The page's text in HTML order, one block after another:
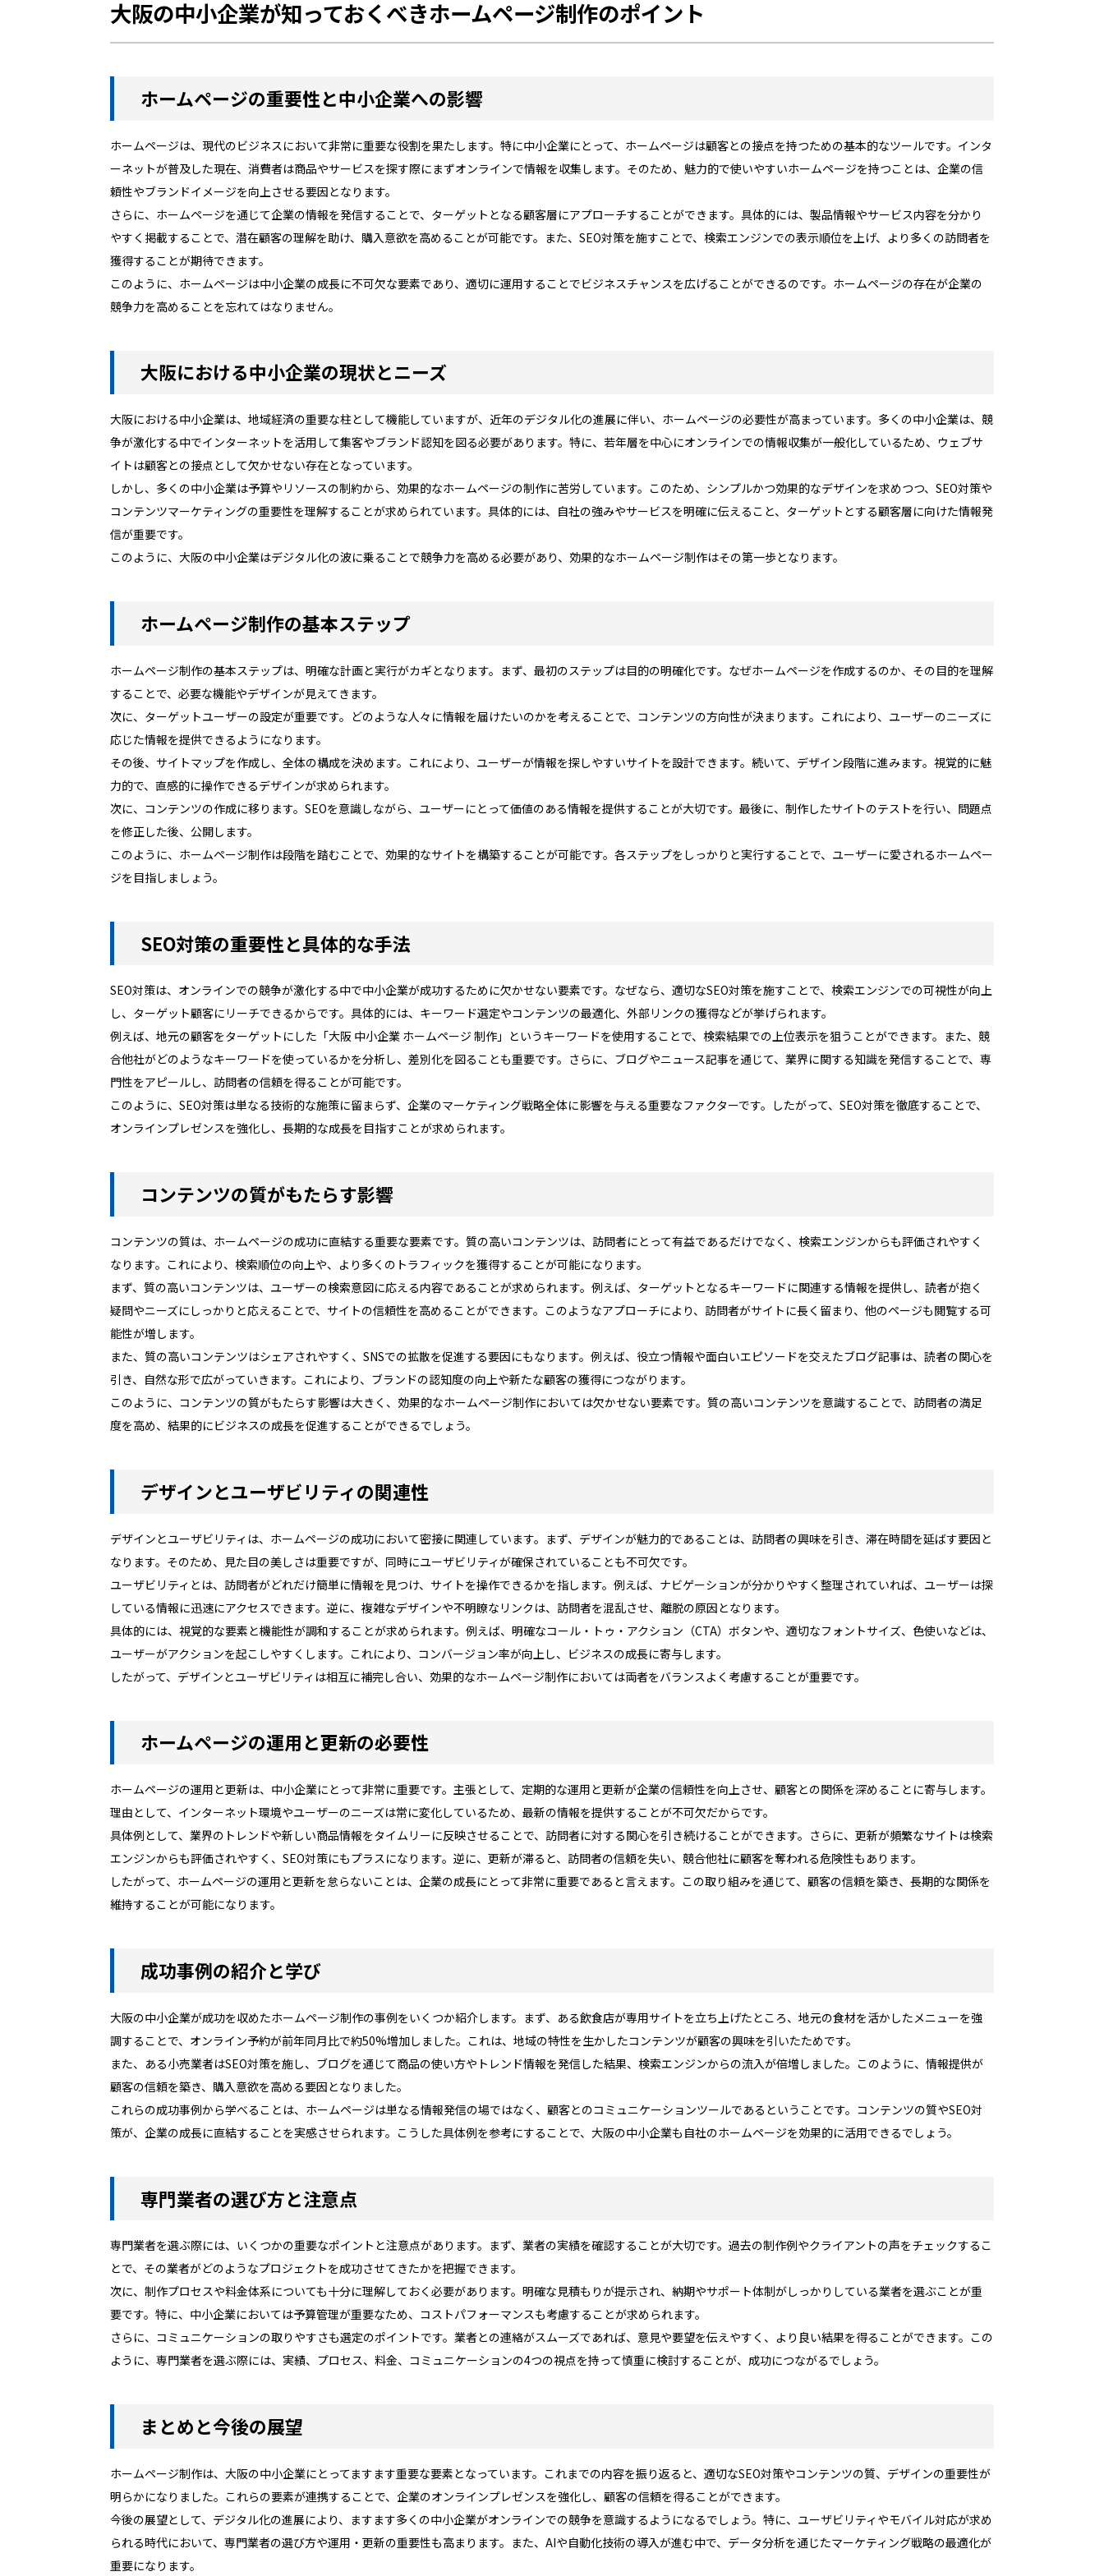
大阪の中小企業が知っておくべきホームページ制作のポイント
ホームページの重要性と中小企業への影響
ホームページは、現代のビジネスにおいて非常に重要な役割を果たします。特に中小企業にとって、ホームページは顧客との接点を持つための基本的なツールです。インタ
ーネットが普及した現在、消費者は商品やサービスを探す際にまずオンラインで情報を収集します。そのため、魅力的で使いやすいホームページを持つことは、企業の信
頼性やブランドイメージを向上させる要因となります。
さらに、ホームページを通じて企業の情報を発信することで、ターゲットとなる顧客層にアプローチすることができます。具体的には、製品情報やサービス内容を分かり
やすく掲載することで、潜在顧客の理解を助け、購入意欲を高めることが可能です。また、SEO対策を施すことで、検索エンジンでの表示順位を上げ、より多くの訪問者を
獲得することが期待できます。
このように、ホームページは中小企業の成長に不可欠な要素であり、適切に運用することでビジネスチャンスを広げることができるのです。ホームページの存在が企業の
競争力を高めることを忘れてはなりません。
大阪における中小企業の現状とニーズ
大阪における中小企業は、地域経済の重要な柱として機能していますが、近年のデジタル化の進展に伴い、ホームページの必要性が高まっています。多くの中小企業は、競
争が激化する中でインターネットを活用して集客やブランド認知を図る必要があります。特に、若年層を中心にオンラインでの情報収集が一般化しているため、ウェブサ
イトは顧客との接点として欠かせない存在となっています。
しかし、多くの中小企業は予算やリソースの制約から、効果的なホームページの制作に苦労しています。このため、シンプルかつ効果的なデザインを求めつつ、SEO対策や
コンテンツマーケティングの重要性を理解することが求められています。具体的には、自社の強みやサービスを明確に伝えること、ターゲットとする顧客層に向けた情報発
信が重要です。
このように、大阪の中小企業はデジタル化の波に乗ることで競争力を高める必要があり、効果的なホームページ制作はその第一歩となります。
ホームページ制作の基本ステップ
ホームページ制作の基本ステップは、明確な計画と実行がカギとなります。まず、最初のステップは目的の明確化です。なぜホームページを作成するのか、その目的を理解
することで、必要な機能やデザインが見えてきます。
次に、ターゲットユーザーの設定が重要です。どのような人々に情報を届けたいのかを考えることで、コンテンツの方向性が決まります。これにより、ユーザーのニーズに
応じた情報を提供できるようになります。
その後、サイトマップを作成し、全体の構成を決めます。これにより、ユーザーが情報を探しやすいサイトを設計できます。続いて、デザイン段階に進みます。視覚的に魅
力的で、直感的に操作できるデザインが求められます。
次に、コンテンツの作成に移ります。SEOを意識しながら、ユーザーにとって価値のある情報を提供することが大切です。最後に、制作したサイトのテストを行い、問題点
を修正した後、公開します。
このように、ホームページ制作は段階を踏むことで、効果的なサイトを構築することが可能です。各ステップをしっかりと実行することで、ユーザーに愛されるホームペー
ジを目指しましょう。
SEO対策の重要性と具体的な手法
SEO対策は、オンラインでの競争が激化する中で中小企業が成功するために欠かせない要素です。なぜなら、適切なSEO対策を施すことで、検索エンジンでの可視性が向上
し、ターゲット顧客にリーチできるからです。具体的には、キーワード選定やコンテンツの最適化、外部リンクの獲得などが挙げられます。
例えば、地元の顧客をターゲットにした「大阪 中小企業 ホームページ 制作」というキーワードを使用することで、検索結果での上位表示を狙うことができます。また、競
合他社がどのようなキーワードを使っているかを分析し、差別化を図ることも重要です。さらに、ブログやニュース記事を通じて、業界に関する知識を発信することで、専
門性をアピールし、訪問者の信頼を得ることが可能です。
このように、SEO対策は単なる技術的な施策に留まらず、企業のマーケティング戦略全体に影響を与える重要なファクターです。したがって、SEO対策を徹底することで、
オンラインプレゼンスを強化し、長期的な成長を目指すことが求められます。
コンテンツの質がもたらす影響
コンテンツの質は、ホームページの成功に直結する重要な要素です。質の高いコンテンツは、訪問者にとって有益であるだけでなく、検索エンジンからも評価されやすく
なります。これにより、検索順位の向上や、より多くのトラフィックを獲得することが可能になります。
まず、質の高いコンテンツは、ユーザーの検索意図に応える内容であることが求められます。例えば、ターゲットとなるキーワードに関連する情報を提供し、読者が抱く
疑問やニーズにしっかりと応えることで、サイトの信頼性を高めることができます。このようなアプローチにより、訪問者がサイトに長く留まり、他のページも閲覧する可
能性が増します。
また、質の高いコンテンツはシェアされやすく、SNSでの拡散を促進する要因にもなります。例えば、役立つ情報や面白いエピソードを交えたブログ記事は、読者の関心を
引き、自然な形で広がっていきます。これにより、ブランドの認知度の向上や新たな顧客の獲得につながります。
このように、コンテンツの質がもたらす影響は大きく、効果的なホームページ制作においては欠かせない要素です。質の高いコンテンツを意識することで、訪問者の満足
度を高め、結果的にビジネスの成長を促進することができるでしょう。
デザインとユーザビリティの関連性
デザインとユーザビリティは、ホームページの成功において密接に関連しています。まず、デザインが魅力的であることは、訪問者の興味を引き、滞在時間を延ばす要因と
なります。そのため、見た目の美しさは重要ですが、同時にユーザビリティが確保されていることも不可欠です。
ユーザビリティとは、訪問者がどれだけ簡単に情報を見つけ、サイトを操作できるかを指します。例えば、ナビゲーションが分かりやすく整理されていれば、ユーザーは探
している情報に迅速にアクセスできます。逆に、複雑なデザインや不明瞭なリンクは、訪問者を混乱させ、離脱の原因となります。
具体的には、視覚的な要素と機能性が調和することが求められます。例えば、明確なコール・トゥ・アクション（CTA）ボタンや、適切なフォントサイズ、色使いなどは、
ユーザーがアクションを起こしやすくします。これにより、コンバージョン率が向上し、ビジネスの成長に寄与します。
したがって、デザインとユーザビリティは相互に補完し合い、効果的なホームページ制作においては両者をバランスよく考慮することが重要です。
ホームページの運用と更新の必要性
ホームページの運用と更新は、中小企業にとって非常に重要です。主張として、定期的な運用と更新が企業の信頼性を向上させ、顧客との関係を深めることに寄与します。
理由として、インターネット環境やユーザーのニーズは常に変化しているため、最新の情報を提供することが不可欠だからです。
具体例として、業界のトレンドや新しい商品情報をタイムリーに反映させることで、訪問者に対する関心を引き続けることができます。さらに、更新が頻繁なサイトは検索
エンジンからも評価されやすく、SEO対策にもプラスになります。逆に、更新が滞ると、訪問者の信頼を失い、競合他社に顧客を奪われる危険性もあります。
したがって、ホームページの運用と更新を怠らないことは、企業の成長にとって非常に重要であると言えます。この取り組みを通じて、顧客の信頼を築き、長期的な関係を
維持することが可能になります。
成功事例の紹介と学び
大阪の中小企業が成功を収めたホームページ制作の事例をいくつか紹介します。まず、ある飲食店が専用サイトを立ち上げたところ、地元の食材を活かしたメニューを強
調することで、オンライン予約が前年同月比で約50%増加しました。これは、地域の特性を生かしたコンテンツが顧客の興味を引いたためです。
また、ある小売業者はSEO対策を施し、ブログを通じて商品の使い方やトレンド情報を発信した結果、検索エンジンからの流入が倍増しました。このように、情報提供が
顧客の信頼を築き、購入意欲を高める要因となりました。
これらの成功事例から学べることは、ホームページは単なる情報発信の場ではなく、顧客とのコミュニケーションツールであるということです。コンテンツの質やSEO対
策が、企業の成長に直結することを実感させられます。こうした具体例を参考にすることで、大阪の中小企業も自社のホームページを効果的に活用できるでしょう。
専門業者の選び方と注意点
専門業者を選ぶ際には、いくつかの重要なポイントと注意点があります。まず、業者の実績を確認することが大切です。過去の制作例やクライアントの声をチェックするこ
とで、その業者がどのようなプロジェクトを成功させてきたかを把握できます。
次に、制作プロセスや料金体系についても十分に理解しておく必要があります。明確な見積もりが提示され、納期やサポート体制がしっかりしている業者を選ぶことが重
要です。特に、中小企業においては予算管理が重要なため、コストパフォーマンスも考慮することが求められます。
さらに、コミュニケーションの取りやすさも選定のポイントです。業者との連絡がスムーズであれば、意見や要望を伝えやすく、より良い結果を得ることができます。この
ように、専門業者を選ぶ際には、実績、プロセス、料金、コミュニケーションの4つの視点を持って慎重に検討することが、成功につながるでしょう。
まとめと今後の展望
ホームページ制作は、大阪の中小企業にとってますます重要な要素となっています。これまでの内容を振り返ると、適切なSEO対策やコンテンツの質、デザインの重要性が
明らかになりました。これらの要素が連携することで、企業のオンラインプレゼンスを強化し、顧客の信頼を得ることができます。
今後の展望として、デジタル化の進展により、ますます多くの中小企業がオンラインでの競争を意識するようになるでしょう。特に、ユーザビリティやモバイル対応が求め
られる時代において、専門業者の選び方や運用・更新の重要性も高まります。また、AIや自動化技術の導入が進む中で、データ分析を通じたマーケティング戦略の最適化が
重要になります。